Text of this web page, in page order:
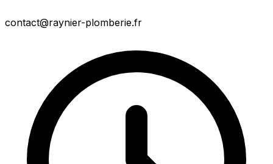
contact@raynier-plomberie.fr